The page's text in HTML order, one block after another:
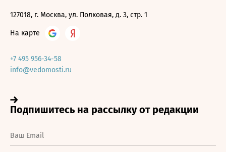
127018, г. Москва, ул. Полковая, д. 3, стр. 1
На карте
+7 495 956-34-58
info@vedomosti.ru